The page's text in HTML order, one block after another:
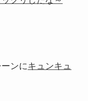
ンにキュンキュ